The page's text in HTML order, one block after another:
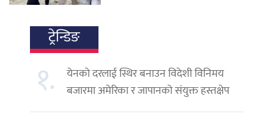
ट्रेन्डिङ
१.
येनको दरलाई स्थिर बनाउन विदेशी विनिमय
बजारमा अमेरिका र जापानको संयुक्त हस्तक्षेप